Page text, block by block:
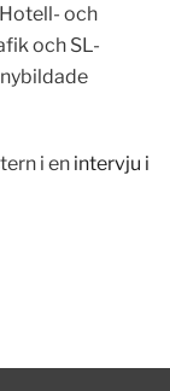
och
och SL-
i en intervju i